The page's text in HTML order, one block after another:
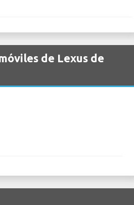
de Lexus de